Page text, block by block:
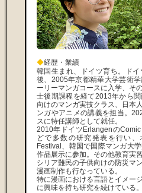
◆経歴・業績
韓国生まれ、ドイツ育ち。ド
後、2005年京都精華大学芸術
ーリーマンガコースに入学、そ
士後期課程を経て2013年から
向けのマンガ実技クラス、日本
ンガやアニメの講義を担当。
スに特任講師として就任。
2010年ドイツErlangenの
どで多数の研究発表を行い
Festival、韓国で国際マンガ大
作品展示に参加。その他教育実
シリア難民の子供向けの防災マ
漫画制作も行なっている。
特に漫画における言語とイメー
に興味を持ち研究を続けている。